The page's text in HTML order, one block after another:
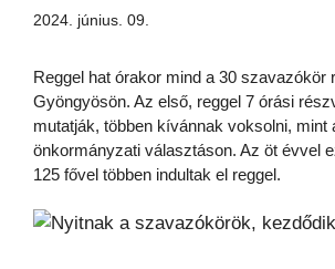
2024. június. 09.
Reggel hat órakor mind a 30 szavazókör
Gyöngyösön. Az első, reggel 7 órási
mutatják, többen kívánnak voksolni, mint
önkormányzati választáson. Az öt évvel
125 fővel többen indultak el reggel.